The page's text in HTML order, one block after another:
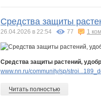
Средства защиты
26.04.2026 в 22:54 77 1
Средства защиты растений,
www.nn.ru/community/sp/
Читать полностью